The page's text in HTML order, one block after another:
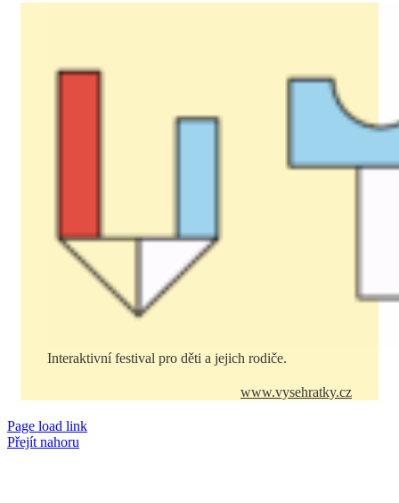
Interaktivní festival pro děti a jejich rodiče.
www.vysehratky.cz
Page load link
Přejít nahoru